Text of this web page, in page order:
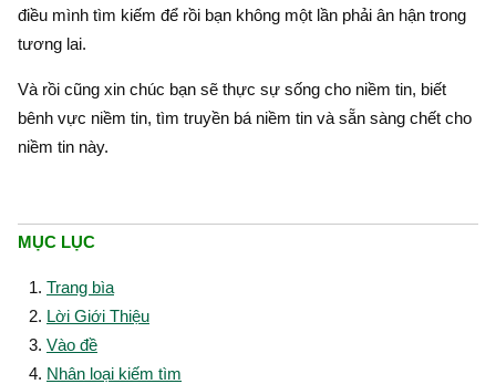
điều mình tìm kiếm để rồi bạn không một lần phải ân hận trong
tương lai.
Và rồi cũng xin chúc bạn sẽ thực sự sống cho niềm tin, biết
bênh vực niềm tin, tìm truyền bá niềm tin và sẵn sàng chết cho
niềm tin này.
MỤC LỤC
Trang bìa
Lời Giới Thiệu
Vào đề
Nhân loại kiếm tìm